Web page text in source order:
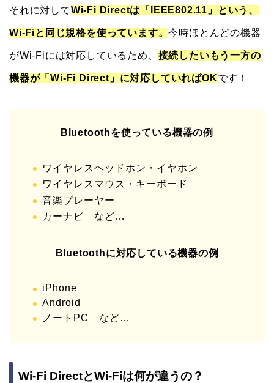
それに対してWi-Fi Directは「IEEE802.11」という、
Wi-Fiと同じ規格を使っています。今時ほとんどの機器
がWi-Fiには対応しているため、 接続したいもう一方の
機器が「Wi-Fi Direct」に対応していればOKです！
Bluetoothを使っている機器の例
ワイヤレスヘッドホン・イヤホン
ワイヤレスマウス・キーボード
音楽プレーヤー
カーナビ など…
Bluetoothに対応している機器の例
iPhone
Android
ノートPC など…
Wi-Fi DirectとWi-Fiは何が違うの？